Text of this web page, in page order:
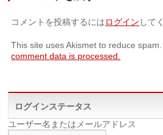
コメントを投稿するにはログイン して
This site uses Akismet to reduce spam.
comment data is processed.
ログインステータス
ユーザー名またはメールアドレス